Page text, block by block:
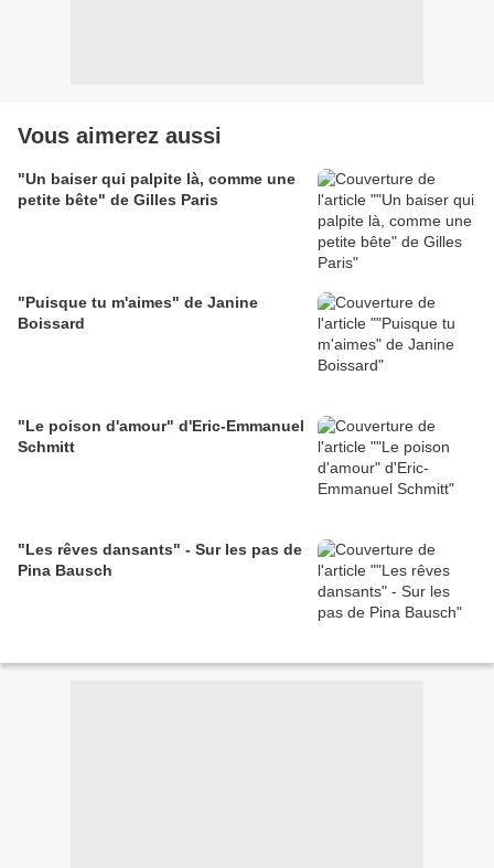
Vous aimerez aussi
"Un baiser qui palpite là, comme une
petite bête" de Gilles Paris
"Puisque tu m'aimes" de Janine
Boissard
"Le poison d'amour" d'Eric-Emmanuel
Schmitt
"Les rêves dansants" - Sur les pas de
Pina Bausch